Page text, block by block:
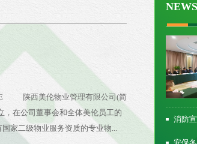
西美伦物业管理有限公司(简
，在公司董事会和全体美伦员工的
家二级物业服务资质的专业物...
消防